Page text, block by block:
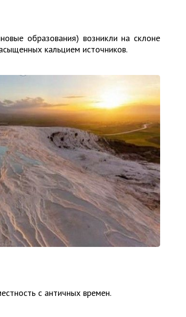
образования) возникли на склоне
кальцием источников.
с античных времен.